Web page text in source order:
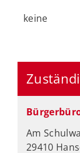
keine
Am
29410